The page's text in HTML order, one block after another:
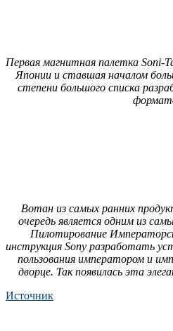
Первая магнитная палетка Soni-
Японии и ставшая началом
степени большого списка
Вотан из самых ранних
очередь является одним из
Пилотирование
инструкция Sony разработать
пользования императором и
дворце. Так появилась эта
Источник